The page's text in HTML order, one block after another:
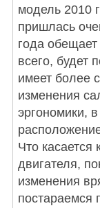
модель 2010
пришлась
года
всего, будет
имеет более
изменения
эргономики,
Что касается
двигателя,
изменения
постараемся